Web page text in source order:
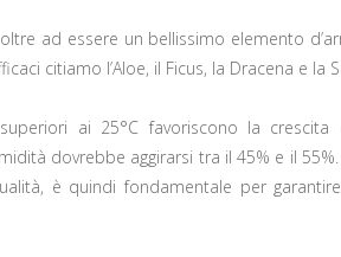
ad essere un bellissimo elemento
citiamo l’Aloe, il Ficus, la Dracena e la
ai 25°C favoriscono la
dovrebbe aggirarsi tra il 45% e il
è quindi fondamentale per